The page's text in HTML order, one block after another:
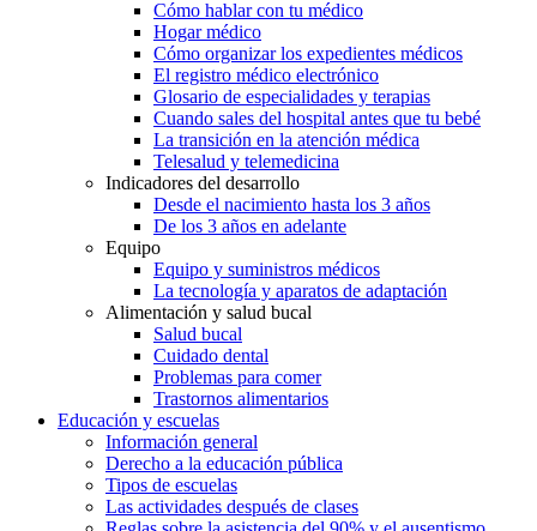
Cómo hablar con tu médico
Hogar médico
Cómo organizar los expedientes médicos
El registro médico electrónico
Glosario de especialidades y terapias
Cuando sales del hospital antes que tu bebé
La transición en la atención médica
Telesalud y telemedicina
Indicadores del desarrollo
Desde el nacimiento hasta los 3 años
De los 3 años en adelante
Equipo
Equipo y suministros médicos
La tecnología y aparatos de adaptación
Alimentación y salud bucal
Salud bucal
Cuidado dental
Problemas para comer
Trastornos alimentarios
Educación y escuelas
Información general
Derecho a la educación pública
Tipos de escuelas
Las actividades después de clases